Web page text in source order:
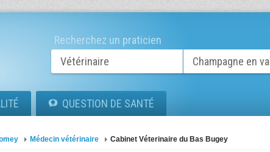
Recherchez un praticien
QUESTION DE SANTÉ
Médecin vétérinaire Cabinet Véterinaire du Bas Bugey